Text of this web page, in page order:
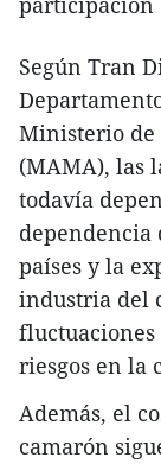
Según Tran
Ministerio
(MAMA), las
todavía
dependencia
países y la
industria del
riesgos en la
Además, el
camarón